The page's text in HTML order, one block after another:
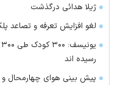
ژیلا هدائی درگذشت
لغو افزایش تعرفه و تصاعد
رسیده اند
پیش بینی هوای چهارمحال و